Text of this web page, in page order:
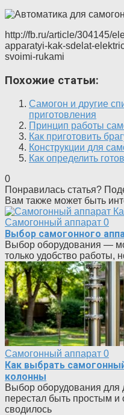
http://fb.ru/article/304145/
apparatyi-kak-sdelat-
svoimi-rukami
Похожие статьи:
Самогон и другие
приготовления
Принцип работы
Как приготовить
Конструкции для
Как определить
0
Понравилась статья?
Вам также может быть
Самогонный аппарат 0
Выбор самогонного
Выбор оборудования —
только удобство работы,
Самогонный аппарат 0
Как выбрать
колонны
Выбор оборудования для
перестал быть простым
сводилось